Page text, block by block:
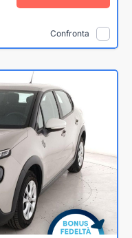
Confronta